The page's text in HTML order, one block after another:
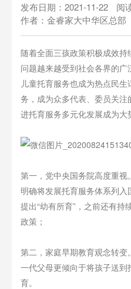
发布日期：2021-11-22
阅
作者：金睿家大中华区总部
随着全面三孩政策积极成效
问题越来越受到社会各界的
儿童托育服务也成为热点民
务，成为众多代表、委员关注
进托育服务多元化发展成为大
第一，党中央国务院高度重视
明确将发展托育服务体系列入
提出“幼有所育”，之前还有
政策；
第二，家庭早期教育观念转
一代父母更倾向于将孩子送
育。